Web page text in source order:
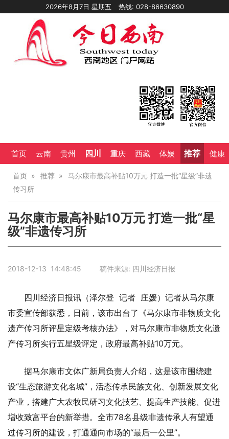
2026年8月7日 星期五 热线: 028-86630890
首页 云南 贵州 四川 重庆 西藏 体娱 推荐 健康
首页 推荐
马尔康市最高补贴10万元 打造一批“星级”非遗
传习所
马尔康市最高补贴10万元 打造一批“星
级”非遗传习所
2018-12-13 14:48:45 稿件来源: 四川经济日报
四川经济日报讯（泽尔登 记者 庄媛）记者从马尔康
市委宣传部获悉，日前，该市出台了《马尔康市非物质文化
遗产传习所评星定级考核办法》，对马尔康市非物质文化遗
产传习所实行五星级评定，政府最高补贴10万元。
据马尔康市文体广新局负责人介绍，这是该市围绕建
设“生态旅游文化名城”，活态传承民族文化、创新发展文化
产业，搭建广大农牧民研习文化技艺、提高生产技能、促进
增收致富平台的新举措。全市78名县级非遗传承人有望通
过传习所的建设，打通通向市场的“最后一公里”。